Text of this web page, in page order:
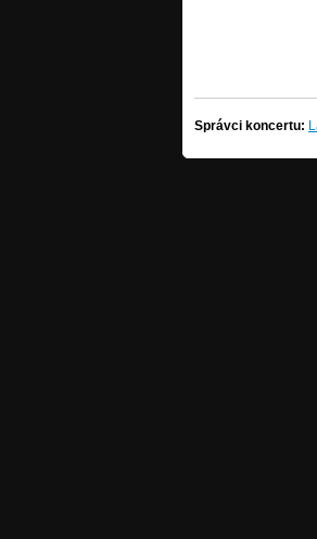
Správci koncertu: